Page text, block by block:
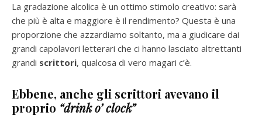
La gradazione alcolica è un ottimo stimolo creativo: sarà
che più è alta e maggiore è il rendimento? Questa è una
proporzione che azzardiamo soltanto, ma a giudicare dai
grandi capolavori letterari che ci hanno lasciato altrettanti
grandi scrittori, qualcosa di vero magari c’è.
Ebbene, anche gli scrittori avevano il
proprio “drink o’ clock”